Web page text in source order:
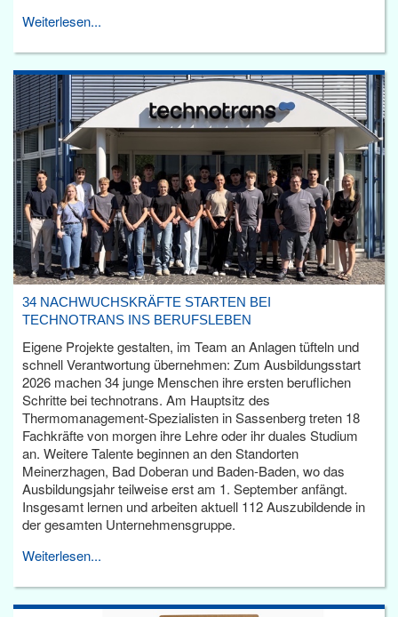
Weiterlesen...
34 NACHWUCHSKRÄFTE STARTEN BEI
TECHNOTRANS INS BERUFSLEBEN
Eigene Projekte gestalten, im Team an Anlagen tüfteln und
schnell Verantwortung übernehmen: Zum Ausbildungsstart
2026 machen 34 junge Menschen ihre ersten beruflichen
Schritte bei technotrans. Am Hauptsitz des
Thermomanagement-Spezialisten in Sassenberg treten 18
Fachkräfte von morgen ihre Lehre oder ihr duales Studium
an. Weitere Talente beginnen an den Standorten
Meinerzhagen, Bad Doberan und Baden-Baden, wo das
Ausbildungsjahr teilweise erst am 1. September anfängt.
Insgesamt lernen und arbeiten aktuell 112 Auszubildende in
der gesamten Unternehmensgruppe.
Weiterlesen...